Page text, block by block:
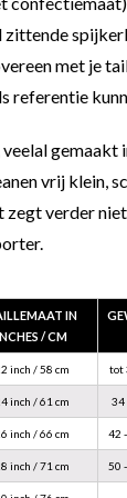
met je
referentie
gemaakt
vrij klein,
zegt verder
IN
/ CM
inch / 58 cm tot
inch / 61 cm 34
inch / 66 cm 42
inch / 71 cm 50